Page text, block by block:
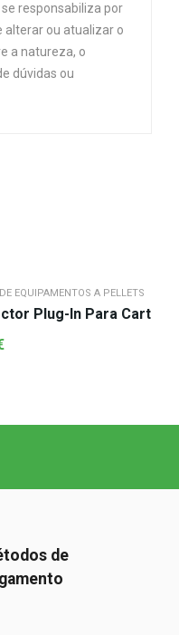
responsabiliza por
alterar ou atualizar o
a natureza, o
dúvidas ou
EQUIPAMENTOS A PELLETS
de